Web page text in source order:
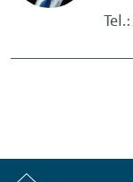
Tel.: